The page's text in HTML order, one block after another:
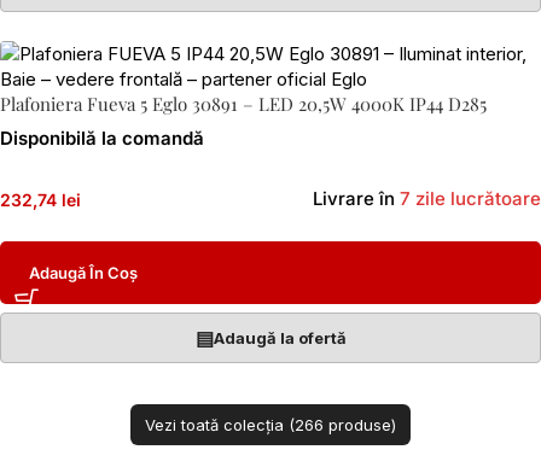
Plafoniera Fueva 5 Eglo 30891 – LED 20,5W 4000K IP44 D285
Disponibilă la comandă
232,74 lei Livrare în 7 zile lucrătoare
Adaugă În Coș
▤Adaugă la ofertă
Vezi toată colecția (266 produse)